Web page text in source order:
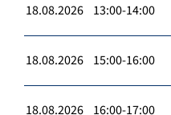
18.08.2026 13:00-14:00
18.08.2026 15:00-16:00
18.08.2026 16:00-17:00